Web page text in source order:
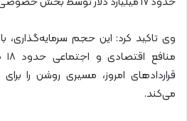
وی تاکید کرد: این حجم سرمایه‌گذاری،
قراردادهای امروز، مسیری روشن را
می‌کند.